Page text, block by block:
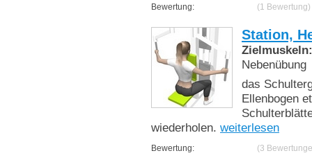
Bewertung: (1 Bewertung)
Station,
Zielmuskeln:
Nebenübung
das
Ellenbogen
wiederholen. weiterlesen
Bewertung: (3